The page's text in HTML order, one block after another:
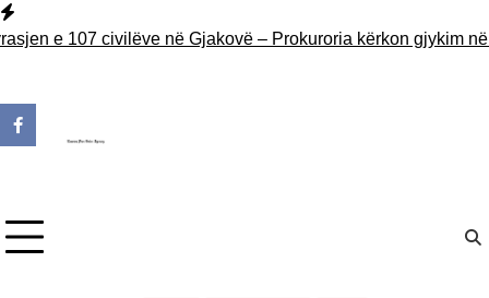
Skip
toe 107 civilëve në Gjakovë – Prokuroria kërkon gjykim në